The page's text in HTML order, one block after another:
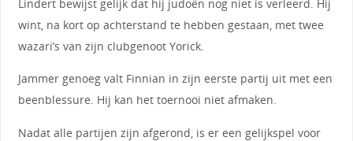
Lindert bewijst gelijk dat hij judoën nog niet is verleerd. Hij
wint, na kort op achterstand te hebben gestaan, met twee
wazari’s van zijn clubgenoot Yorick.
Jammer genoeg valt Finnian in zijn eerste partij uit met een
beenblessure. Hij kan het toernooi niet afmaken.
Nadat alle partijen zijn afgerond, is er een gelijkspel voor